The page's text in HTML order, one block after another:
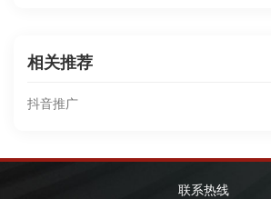
相关推荐
抖音推广
联系热线